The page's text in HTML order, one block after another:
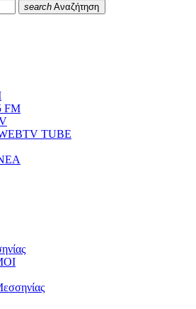
search Αναζήτηση
FM
TUBE